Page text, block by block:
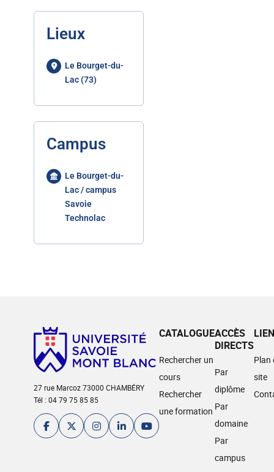
Lieux
Le Bourget-du-
Lac (73)
Campus
Le Bourget-du-
Lac / campus
Savoie
Technolac
27 rue Marcoz 73000 CHAMBÉRY
Tél : 04 79 75 85 85
CATALOGUE
Rechercher un
cours
Rechercher
une formation
ACCÈS
DIRECTS
Par
diplôme
Par
domaine
Par
campus
Plan
site